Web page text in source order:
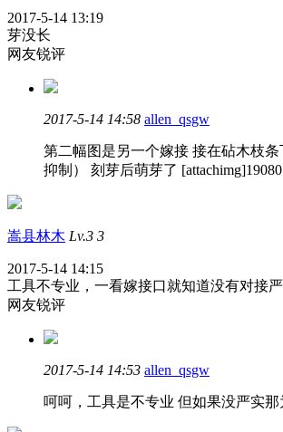
2017-5-14 13:19
芽没长
网友锐评
2017-5-14 14:58 allen_qsgw
第二幅图是另一个嫁接 接在砧木枝条
抑制） 刻芽后萌芽了
嵩县林木 Lv.3 3
2017-5-14 14:15
工具不专业，一看嫁接口就知道没有对接
网友锐评
2017-5-14 14:53 allen_qsgw
呵呵，工具是不专业 但如果没严实那